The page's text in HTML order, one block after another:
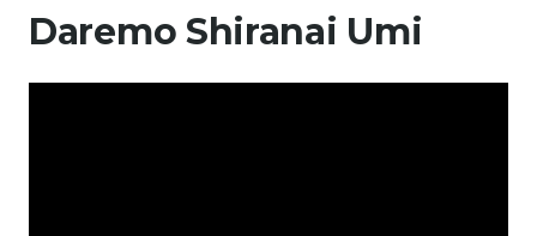
Daremo Shiranai Umi